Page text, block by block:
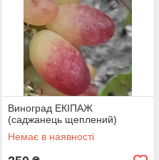
Виноград ЕКІПАЖ
(саджанець щеплений)
Немає в наявності